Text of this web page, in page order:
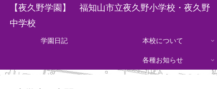
【夜久野学園】 福知山市立夜久野小学校・夜久野
中学校
学園日記 本校について
各種お知らせ